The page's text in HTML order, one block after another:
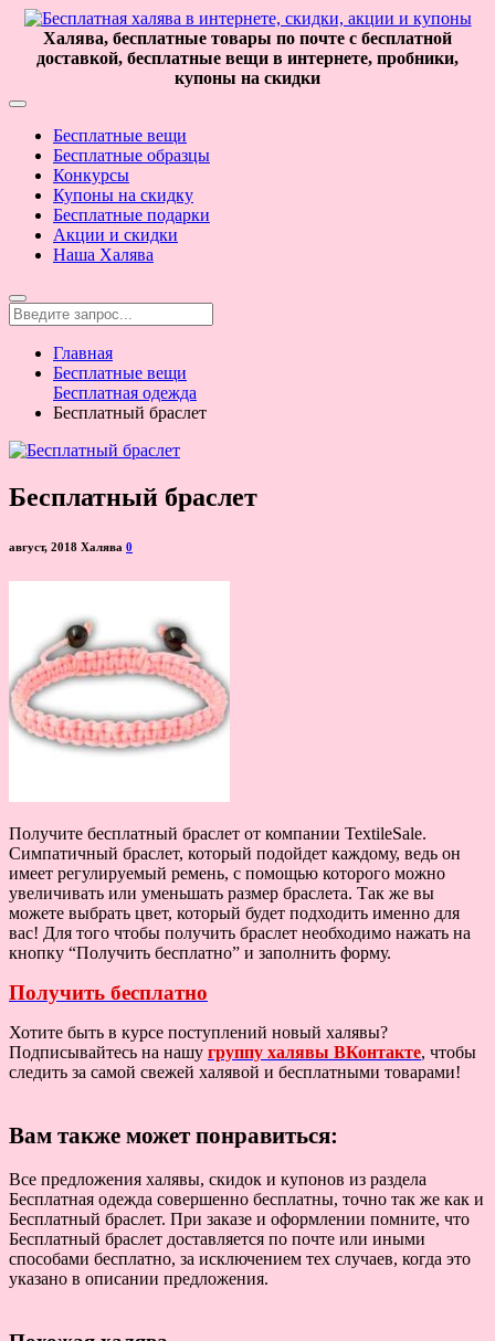
Халява, бесплатные товары по почте с бесплатной
доставкой, бесплатные вещи в интернете, пробники,
купоны на скидки
Бесплатные вещи
Бесплатные образцы
Конкурсы
Купоны на скидку
Бесплатные подарки
Акции и скидки
Наша Халява
Главная
Бесплатные вещи
Бесплатная одежда
Бесплатный браслет
Бесплатный браслет
август, 2018 Халява 0
Получите бесплатный браслет от компании TextileSale.
Симпатичный браслет, который подойдет каждому, ведь он
имеет регулируемый ремень, с помощью которого можно
увеличивать или уменьшать размер браслета. Так же вы
можете выбрать цвет, который будет подходить именно для
вас! Для того чтобы получить браслет необходимо нажать на
кнопку “Получить бесплатно” и заполнить форму.
Получить бесплатно
Хотите быть в курсе поступлений новый халявы?
Подписывайтесь на нашу группу халявы ВКонтакте, чтобы
следить за самой свежей халявой и бесплатными товарами!
Вам также может понравиться:
Все предложения халявы, скидок и купонов из раздела
Бесплатная одежда совершенно бесплатны, точно так же как и
Бесплатный браслет. При заказе и оформлении помните, что
Бесплатный браслет доставляется по почте или иными
способами бесплатно, за исключением тех случаев, когда это
указано в описании предложения.